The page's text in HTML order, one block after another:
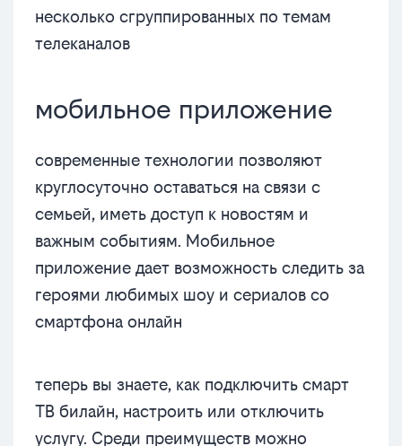
несколько сгруппированных по темам
телеканалов
мобильное приложение
современные технологии позволяют
круглосуточно оставаться на связи с
семьей, иметь доступ к новостям и
важным событиям. Мобильное
приложение дает возможность следить за
героями любимых шоу и сериалов со
смартфона онлайн
теперь вы знаете, как подключить смарт
ТВ билайн, настроить или отключить
услугу. Среди преимуществ можно